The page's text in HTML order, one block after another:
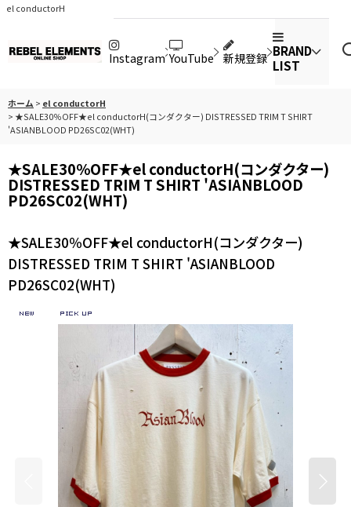
el conductorH
Instagram YouTube 新規登録 BRAND
LIST
ホーム > el conductorH
>★SALE30％OFF★el conductorH(コンダクター) DISTRESSED TRIM T SHIRT
'ASIANBLOOD PD26SC02(WHT)
★SALE30％OFF★el conductorH(コンダクター)
DISTRESSED TRIM T SHIRT 'ASIANBLOOD
PD26SC02(WHT)
★SALE30％OFF★el conductorH(コンダクター)
DISTRESSED TRIM T SHIRT 'ASIANBLOOD
PD26SC02(WHT)